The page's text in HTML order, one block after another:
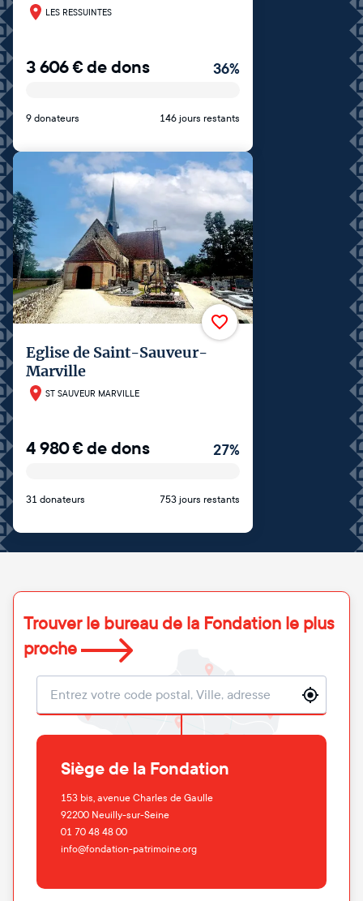
LES RESSUINTES
3 606€de dons 36%
9 donateurs 146 jours restants
Eglise de Saint-Sauveur-
Marville
ST SAUVEUR MARVILLE
4 980€de dons 27%
31 donateurs 753 jours restants
Trouver le bureau de la Fondation le plus
proche
Localisation
Siège de la Fondation
153 bis, avenue Charles de Gaulle
92200 Neuilly-sur-Seine
01 70 48 48 00
info@fondation-patrimoine.org